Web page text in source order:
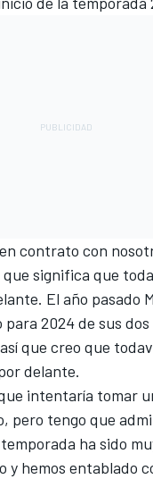
contrato con
significa que
El año pasado
2024 de sus
que creo que
delante.
intentaría tomar
pero tengo que
ha sido
y hemos entablado